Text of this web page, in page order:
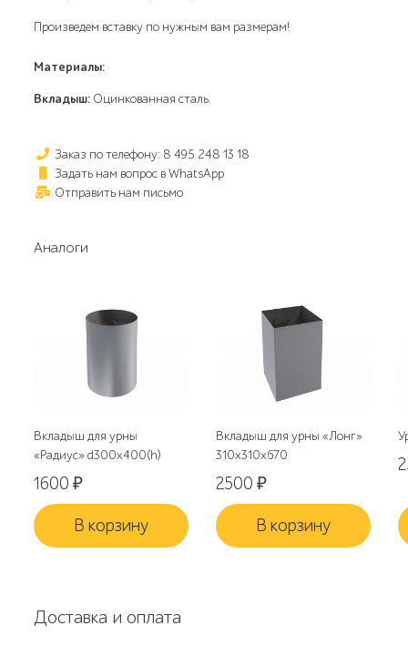
Произведем вставку по нужным вам размерам!
Материалы:
Вкладыш: Оцинкованная сталь.
Заказ по телефону: 8 495 248 13 18
Задать нам вопрос в WhatsApp
Отправить нам письмо
Аналоги
Вкладыш для урны
«Радиус» d300x400(h)
1600₽
В корзину
Вкладыш для урны «Лонг»
310х310х670
2500₽
В корзину
Доставка и оплата